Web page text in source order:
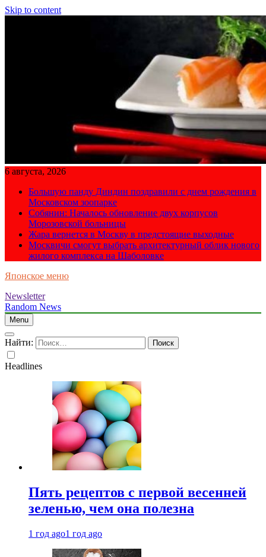
Skip to content
6 августа, 2026
Большую панду Диндин поздравили с днем рождения в
Московском зоопарке
Собянин: Началось обновление двух корпусов
Морозовской больницы
Жара вернется в Москву в предстоящие выходные
Москвичи смогут выбрать архитектурный облик нового
жилого комплекса на Шаболовке
Японское меню
Newsletter
Random News
Menu
Найти:
Headlines
Пять рецептов с первой весенней
зеленью, чем она полезна
1 год ago1 год ago